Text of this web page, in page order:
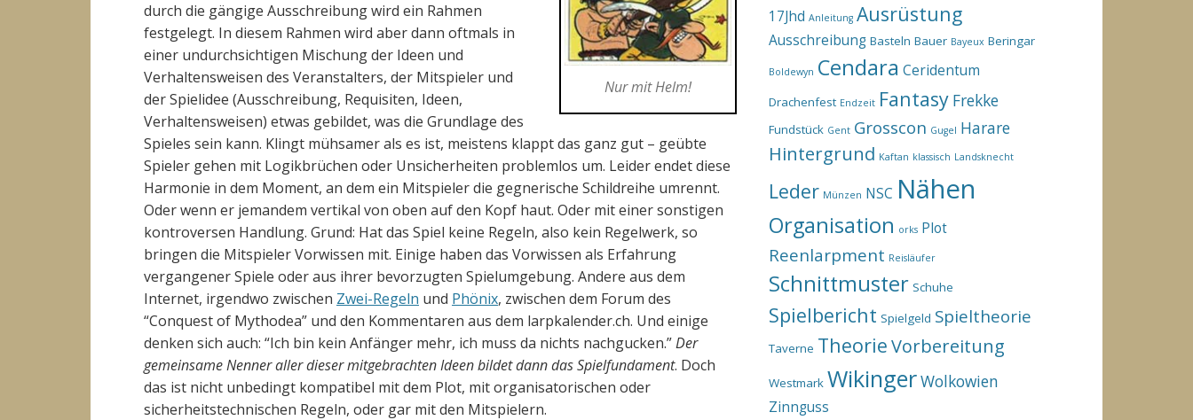
Nur mit Helm!
durch die gängige Ausschreibung wird ein Rahmen
festgelegt. In diesem Rahmen wird aber dann oftmals in
einer undurchsichtigen Mischung der Ideen und
Verhaltensweisen des Veranstalters, der Mitspieler und
der Spielidee (Ausschreibung, Requisiten, Ideen,
Verhaltensweisen) etwas gebildet, was die Grundlage des
Spieles sein kann. Klingt mühsamer als es ist, meistens klappt das ganz gut – geübte
Spieler gehen mit Logikbrüchen oder Unsicherheiten problemlos um. Leider endet diese
Harmonie in dem Moment, an dem ein Mitspieler die gegnerische Schildreihe umrennt.
Oder wenn er jemandem vertikal von oben auf den Kopf haut. Oder mit einer sonstigen
kontroversen Handlung. Grund: Hat das Spiel keine Regeln, also kein Regelwerk, so
bringen die Mitspieler Vorwissen mit. Einige haben das Vorwissen als Erfahrung
vergangener Spiele oder aus ihrer bevorzugten Spielumgebung. Andere aus dem
Internet, irgendwo zwischen Zwei-Regeln und Phönix, zwischen dem Forum des
“Conquest of Mythodea” und den Kommentaren aus dem larpkalender.ch. Und einige
denken sich auch: “Ich bin kein Anfänger mehr, ich muss da nichts nachgucken.”Der
gemeinsame Nenner aller dieser mitgebrachten Ideen bildet dann das Spielfundament. Doch
das ist nicht unbedingt kompatibel mit dem Plot, mit organisatorischen oder
sicherheitstechnischen Regeln, oder gar mit den Mitspielern.
17Jhd Anleitung Ausrüstung
Ausschreibung Basteln Bauer Bayeux Beringar
Boldewyn Cendara Ceridentum
Drachenfest Endzeit Fantasy Frekke
Fundstück Gent Grosscon Gugel Harare
Hintergrund Kaftan klassisch Landsknecht
Leder Münzen NSC Nähen
Organisation orks Plot
Reenlarpment Reisläufer
Schnittmuster Schuhe
Spielbericht Spielgeld Spieltheorie
Taverne TheorieVorbereitung
Westmark WikingerWolkowien
Zinnguss